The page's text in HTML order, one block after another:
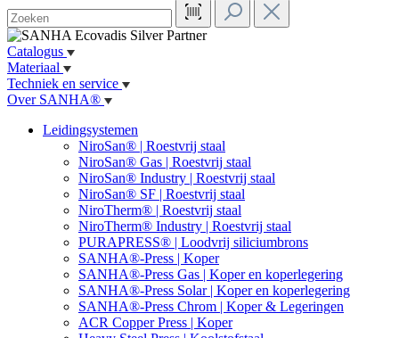
Catalogus
Materiaal
Techniek en service
Over SANHA®
Leidingsystemen
NiroSan® | Roestvrij staal
NiroSan® Gas | Roestvrij staal
NiroSan® Industry | Roestvrij staal
NiroSan® SF | Roestvrij staal
NiroTherm® | Roestvrij staal
NiroTherm® Industry | Roestvrij staal
PURAPRESS® | Loodvrij siliciumbrons
SANHA®-Press | Koper
SANHA®-Press Gas | Koper en koperlegering
SANHA®-Press Solar | Koper en koperlegering
SANHA®-Press Chrom | Koper & Legeringen
ACR Copper Press | Koper